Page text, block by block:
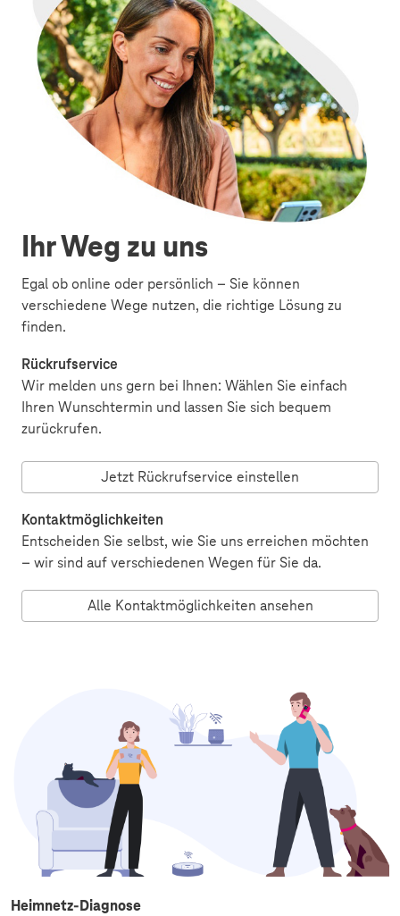
Ihr Weg zu uns
Egal ob online oder persönlich – Sie können
verschiedene Wege nutzen, die richtige Lösung zu
finden.
Rückrufservice
Wir melden uns gern bei Ihnen: Wählen Sie einfach
Ihren Wunschtermin und lassen Sie sich bequem
zurückrufen.
Jetzt Rückrufservice einstellen
Kontaktmöglichkeiten
Entscheiden Sie selbst, wie Sie uns erreichen möchten
– wir sind auf verschiedenen Wegen für Sie da.
Alle Kontaktmöglichkeiten ansehen
Heimnetz-Diagnose